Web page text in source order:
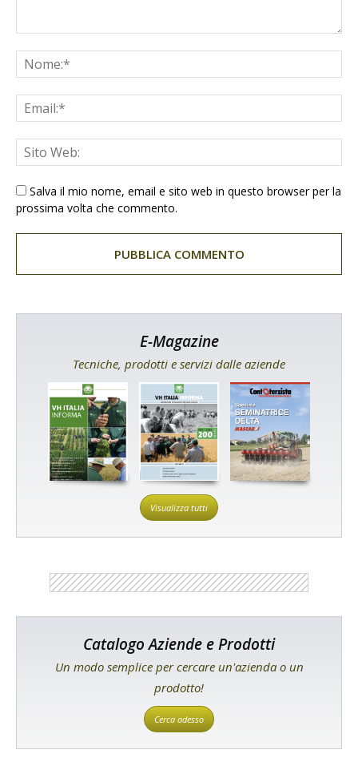
Salva il mio nome, email e sito web in questo browser per la
prossima volta che commento.
E-Magazine
Tecniche, prodotti e servizi dalle aziende
Visualizza tutti
Catalogo Aziende e Prodotti
Un modo semplice per cercare un'azienda o un
prodotto!
Cerca adesso